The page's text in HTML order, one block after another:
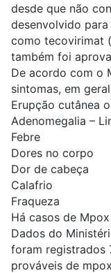
desde que não
desenvolvido
como tecovirimat
também foi
De acordo com o
sintomas, em
Erupção cutânea
Adenomegalia –
Febre
Dores no corpo
Dor de cabeça
Calafrio
Fraqueza
Há casos de
Dados do
foram registrados
prováveis de